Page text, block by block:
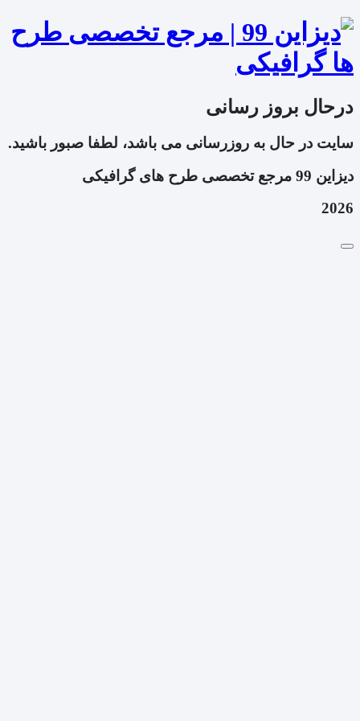
درحال بروز رسانی
سایت در حال به روزرسانی می باشد، لطفا صبور باشید.
دیزاین 99 مرجع تخصصی طرح های گرافیکی
2026